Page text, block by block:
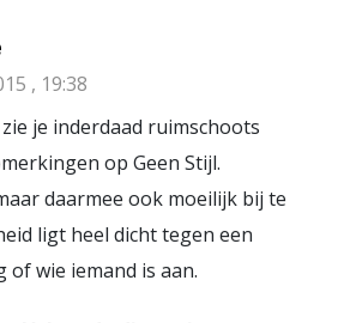
, 19:38
je inderdaad ruimschoots
op Geen Stijl.
daarmee ook moeilijk bij te
ligt heel dicht tegen een
of wie iemand is aan.